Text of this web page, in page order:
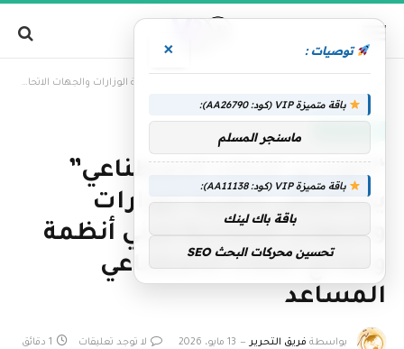
“الوزاري للذكاء الاصطناعي” يستعرض جاهزية الوزارات والجهات الاتحادية لتبني أنظمة ونماذج الذكاء الاصطناعي المساعد
“الوزاري للذكاء الاصطناعي”
يستعرض جاهزية الوزارات
والجهات الاتحادية لتبني أنظمة
ونماذج الذكاء الاصطناعي
المساعد
بواسطة فريق التحرير 13 مايو، 2026 لا توجد تعليقات 1 دقائق
توصيات : ×
باقة متميزة VIP (كود: AA26790):
ماسنجر المسلم
باقة متميزة VIP (كود: AA11138):
باقة باك لينك
تحسين محركات البحث SEO